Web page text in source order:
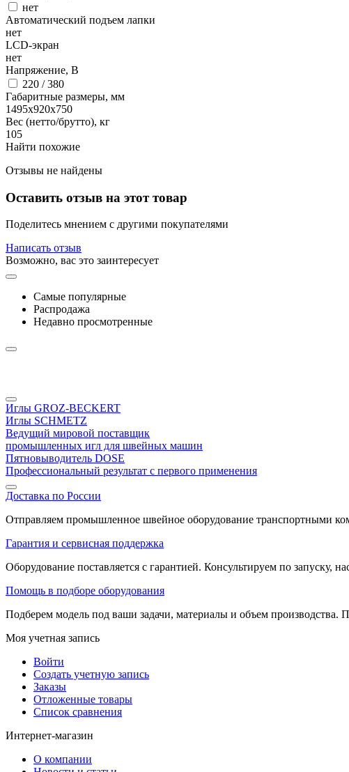
нет
Автоматический подъем лапки
нет
LCD-экран
нет
Напряжение, В
220 / 380
Габаритные размеры, мм
1495x920x750
Вес (нетто/брутто), кг
105
Найти похожие
Отзывы не найдены
Оставить отзыв на этот товар
Поделитесь мнением с другими покупателями
Написать отзыв
Возможно, вас это заинтересует
Самые популярные
Распродажа
Недавно просмотренные
Иглы GROZ-BECKERT
Иглы SCHMETZ
Ведущий мировой поставщик
промышленных игл для швейных машин
Пятновыводитель DOSE
Профессиональный результат с первого применения
Доставка по России
Отправляем промышленное швейное оборудование транспортными
Гарантия и сервисная поддержка
Оборудование поставляется с гарантией. Консультируем по запуску,
Помощь в подборе оборудования
Подберем модель под ваши задачи, материалы и объем
Моя учетная запись
Войти
Создать учетную запись
Заказы
Отложенные товары
Список сравнения
Интернет-магазин
О компании